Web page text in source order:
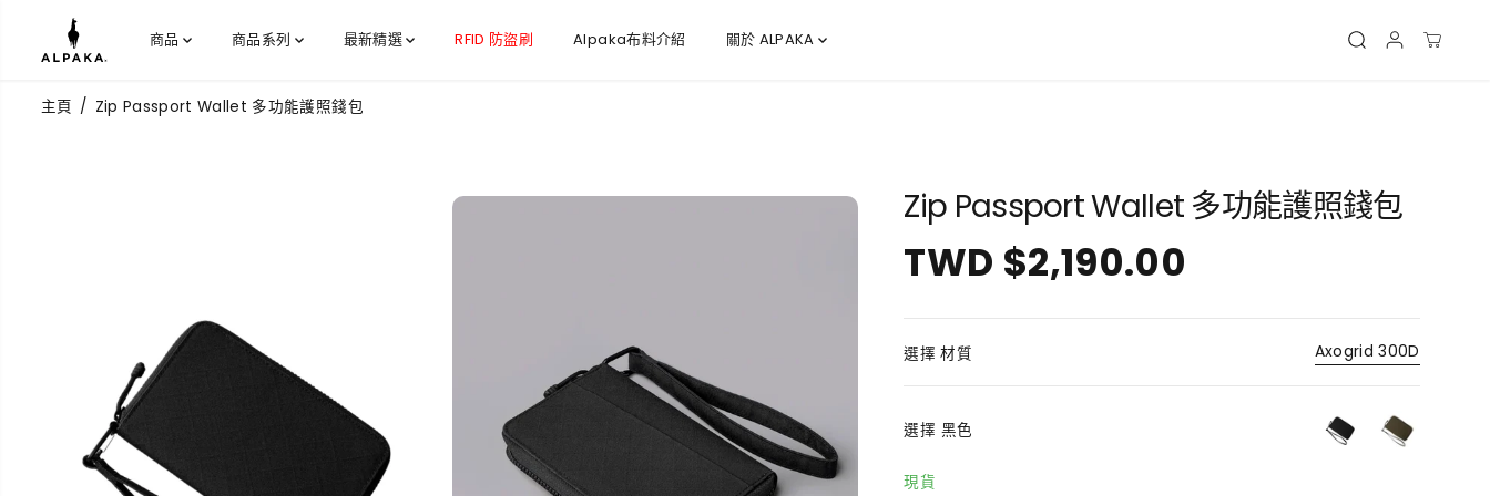
跳到內容
商品 商品系列 最新精選 RFID 防盜刷 Alpaka布料介紹 關於 ALPAKA
主頁 Zip Passport Wallet 多功能護照錢包
Zip Passport Wallet 多功能護照錢包
正
價
格
TWD $2,190.00
選擇 材質 Axogrid 300D
選擇 黑色
現貨